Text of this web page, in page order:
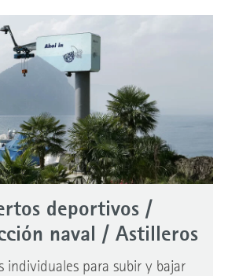
deportivos /
naval / Astilleros
individuales para subir y bajar